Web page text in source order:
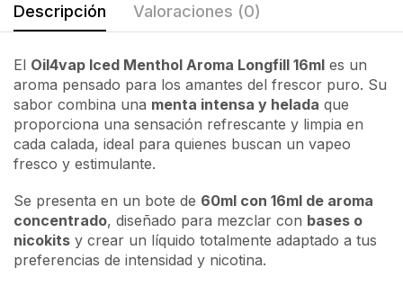
Descripción Valoraciones (0)
El Oil4vap Iced Menthol Aroma Longfill 16ml es un
aroma pensado para los amantes del frescor puro. Su
sabor combina una menta intensa y helada que
proporciona una sensación refrescante y limpia en
cada calada, ideal para quienes buscan un vapeo
fresco y estimulante.
Se presenta en un bote de 60ml con 16ml de aroma
concentrado, diseñado para mezclar con bases o
nicokits y crear un líquido totalmente adaptado a tus
preferencias de intensidad y nicotina.